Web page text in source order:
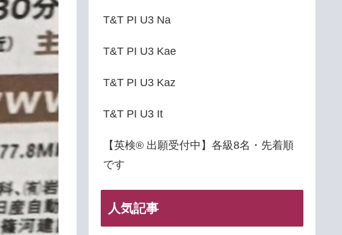
T&T PI U3 Na
T&T PI U3 Kae
T&T PI U3 Kaz
T&T PI U3 It
【英検® 出願受付中】各級8名・先着順
です
人気記事